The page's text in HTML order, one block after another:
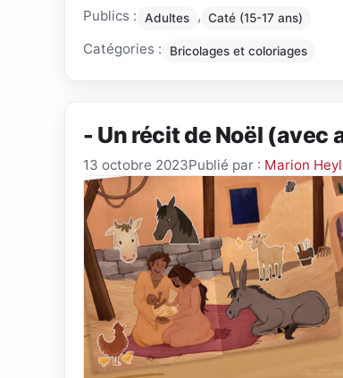
Publics : Adultes , Caté (15-17 ans)
Catégories : Bricolages et coloriages
- Un récit de Noël (avec
13 octobre 2023Publié par : Marion Heyl